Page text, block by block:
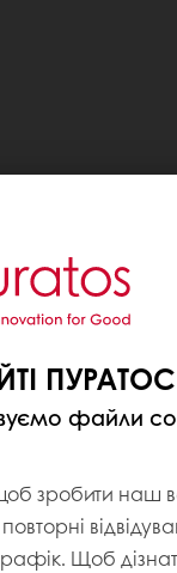
файли
зробити наш
Щоб